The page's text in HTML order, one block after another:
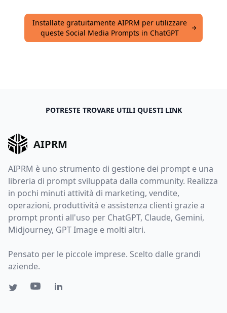
Installate gratuitamente AIPRM per utilizzare
queste Social Media Prompts in ChatGPT
POTRESTE TROVARE UTILI QUESTI LINK
AIPRM
AIPRM è uno strumento di gestione dei prompt e una
libreria di prompt sviluppata dalla community. Realizza
in pochi minuti attività di marketing, vendite,
operazioni, produttività e assistenza clienti grazie a
prompt pronti all'uso per ChatGPT, Claude, Gemini,
Midjourney, GPT Image e molti altri.
Pensato per le piccole imprese. Scelto dalle grandi
aziende.